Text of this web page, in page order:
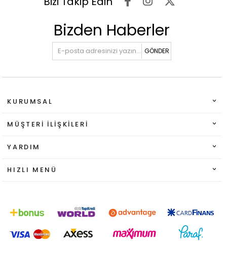
Bizden Haberler
GÖNDER
KURUMSAL
MÜŞTERI İLIŞKILERI
YARDIM
HIZLI MENÜ